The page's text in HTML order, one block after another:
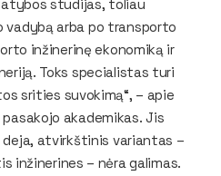
studijas, toliau
vadybą arba po transporto
inžinerinę ekonomiką ir
Toks specialistas turi
srities suvokimą“, – apie
akademikas. Jis
atvirkštinis variantas –
inžinerines – nėra galimas.